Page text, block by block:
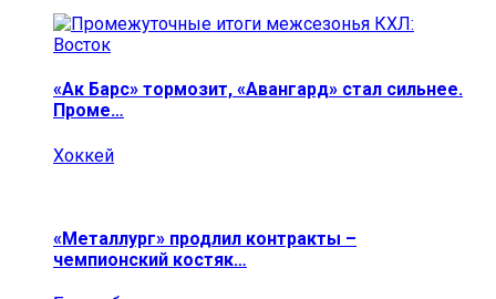
«Ак Барс» тормозит, «Авангард» стал сильнее.
Проме…
Хоккей
«Металлург» продлил контракты –
чемпионский костяк…